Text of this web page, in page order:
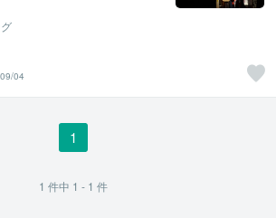
04
1
1 件中 1 - 1 件